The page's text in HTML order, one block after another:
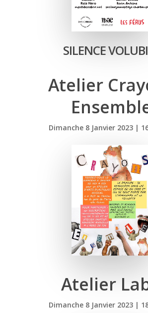
SILENCE
Atelier
Dimanche 8 Janvier 2023 |
Atelier
Dimanche 8 Janvier 2023 |